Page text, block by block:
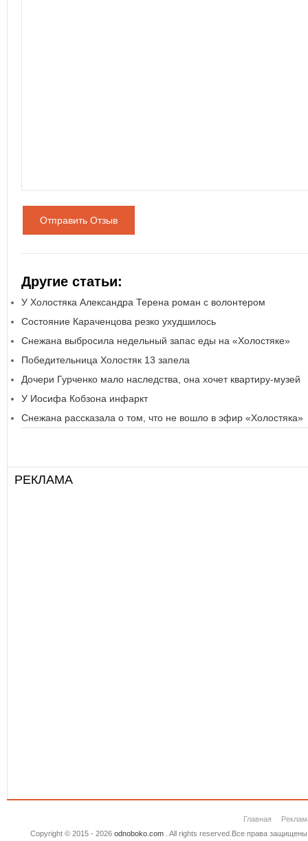
Отправить Отзыв
Другие статьи:
У Холостяка Александра Терена роман с волонтером
Состояние Караченцова резко ухудшилось
Снежана выбросила недельный запас еды на «Холостяке»
Победительница Холостяк 13 запела
Дочери Гурченко мало наследства, она хочет квартиру-музей
У Иосифа Кобзона инфаркт
Снежана рассказала о том, что не вошло в эфир «Холостяка»
РЕКЛАМА
Главная
Copyright © 2015 - 2026 odnoboko.com. All rights reserved.Все права защищены.